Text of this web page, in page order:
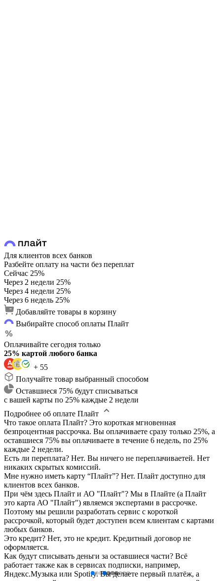
Для клиентов всех банков
Разбейте оплату на части без переплат
Сейчас 25%
Через 2 недели 25%
Через 4 недели 25%
Через 6 недель 25%
Добавляйте товары в корзину
Выбирайте способ оплаты Плайт
Оплачивайте сегодня только
25% картой любого банка
+ 55
Получайте товар выбранный способом
Оставшиеся 75% будут списываться
с вашей карты по 25% каждые 2 недели
Подробнее об оплате Плайт
Что такое оплата Плайт? Это короткая мгновенная
безпроцентная рассрочка. Вы оплачиваете сразу только 25%, а
оставшиеся 75% вы оплачиваете в течение 6 недель, по 25%
каждые 2 недели.
Есть ли переплата? Нет. Вы ничего не переплачиваетей. Нет
никаких скрытых комиссий.
Мне нужно иметь карту “Плайт”? Нет. Плайт доступно для
клиентов всех банков.
При чём здесь Плайт и АО "Плайт"? Мы в Плайте (а Плайт
это карта АО "Плайт") являемся экспертами в рассрочке.
Поэтому мы решили разработать сервис с короткой
рассрочкой, который будет доступен всем клиентам с картами
любых банков.
Это кредит? Нет, это не кредит. Кредитный договор не
оформляется.
Как будут списывать деньги за оставшиеся части? Всё
работает также как в сервисах подписки, например,
Яндекс.Музыка или Spotify. Вы делаете первый платёж, а